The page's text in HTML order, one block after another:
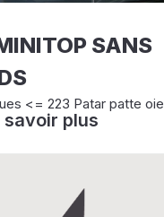
SANS
<= 223 Patar patte oie
savoir plus